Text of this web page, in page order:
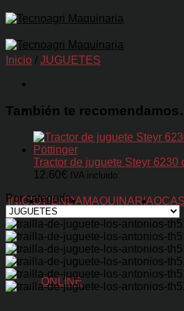
Skip
to
INICIOTIENDA
ONLINE
MAQUINARIA
Inicio / JUGUETES
También te
Tractor de juguete Steyr 6230
12.60€ IVA incluido
Por categoría